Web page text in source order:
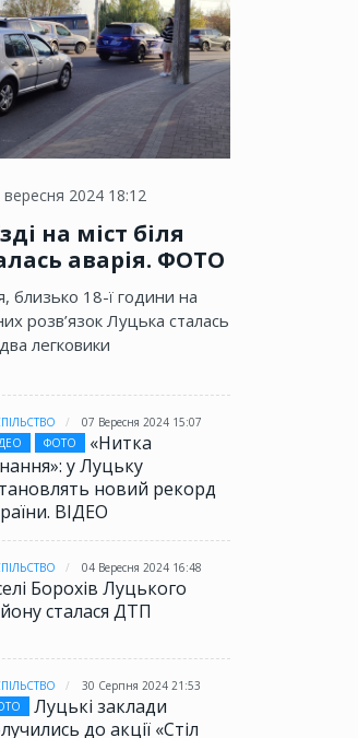
вересня 2024 18:12
на міст біля
аварія. ФОТО
близько 18-ї години на
розв’язок Луцька сталась
легковики
07 Вересня 2024 15:07
ФОТО
«Нитка
у Луцьку
новий рекорд
ВІДЕО
04 Вересня 2024 16:48
Борохів Луцького
сталася ДТП
30 Серпня 2024 21:53
Луцькі заклади
до акції «Стіл